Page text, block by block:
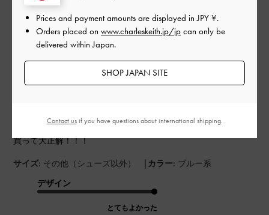
ご利用者様
かわちい
ぎる！！！
買って大正解！！！
サイズ: その他（シューズ以外） | カラー: ブルー系
デザイン
とてもよかった
2024-06-14
Prices and payment amounts are displayed inJPY ¥.
Orders placed on www.charleskeith.jp/jp can only be
delivered within Japan.
SHOP JAPAN SITE
Contact usif you have questions about international shipping.